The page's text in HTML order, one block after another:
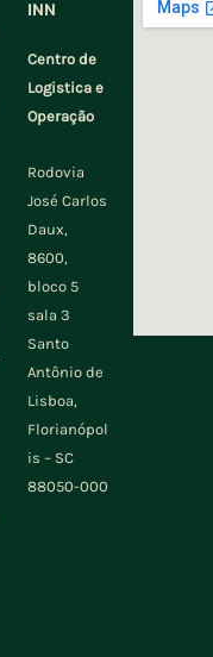
INN
Centro de
Logistica e
Operação
Rodovia
José Carlos
Daux,
8600,
bloco 5
sala 3
Santo
Antônio de
Lisboa,
Florianópol
is – SC
88050-000